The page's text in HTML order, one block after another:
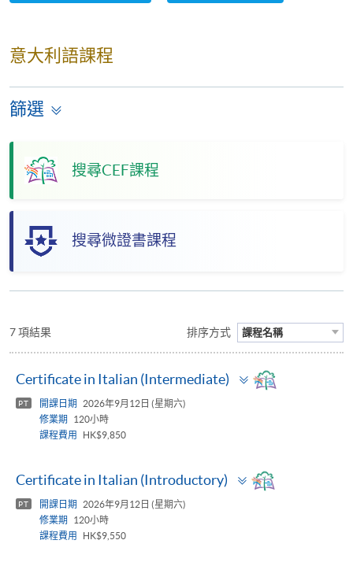
意大利語課程
篩選
搜尋CEF課程
搜尋微證書課程
7 項結果 排序方式 課程名稱
Certificate in Italian (Intermediate)
Toggle
panel
PT 開課日期
2026年9月12日 (星期六)
修業期
120小時
課程費用
HK$9,850
Certificate in Italian (Introductory)
Toggle
panel
PT 開課日期
2026年9月12日 (星期六)
修業期
120小時
課程費用
HK$9,550